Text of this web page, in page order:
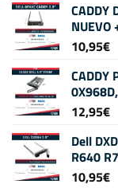
CADDY
NUEVO
10,95€
CADDY
12,95€
Dell
R640
10,95€